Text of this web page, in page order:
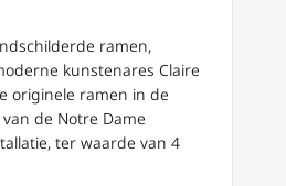
ramen,
kunstenares Claire
originele ramen in de
de Notre Dame
ter waarde van 4